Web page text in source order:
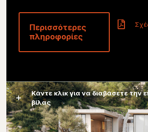
Περισσότερες
πληροφορίες
Κάντε κλικ για να διαβάσετε την
βίλας